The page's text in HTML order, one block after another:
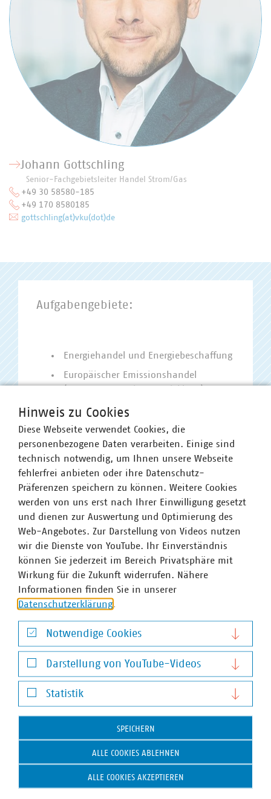
Johann Gottschling
Senior-Fachgebietsleiter Handel Strom/Gas
+49 30 58580-185
+49 170 8580185
gottschling(at)vku(dot)de
Aufgabengebiete:
Energiehandel und Energiebeschaffung
Europäischer Emissionshandel
EU-Strombinnenmarkt
Preiszonendesign
Flexibilitätsvermarktung
(Direktvermarktung,
Regelenergiemarkt)
Gremienbetreuung:
AK Energiehandel/-beschaffung
Hinweis zu Cookies
Diese Webseite verwendet Cookies, die
personenbezogene Daten verarbeiten. Einige sind
technisch notwendig, um Ihnen unsere Webseite
fehlerfrei anbieten oder ihre Datenschutz-
Präferenzen speichern zu können. Weitere Cookies
werden von uns erst nach Ihrer Einwilligung gesetzt
und dienen zur Auswertung und Optimierung des
Web-Angebotes. Zur Darstellung von Videos nutzen
wir die Dienste von YouTube. Ihr Einverständnis
können Sie jederzeit im Bereich Privatsphäre mit
Wirkung für die Zukunft widerrufen. Nähere
Informationen finden Sie in unserer
Datenschutzerklärung.
Notwendige Cookies
Notwendige Cookies
Darstellung von YouTube-Videos
Darstellung von YouTube-Videos
Statistik
Statistik
SPEICHERN
ALLE COOKIES ABLEHNEN
ALLE COOKIES AKZEPTIEREN